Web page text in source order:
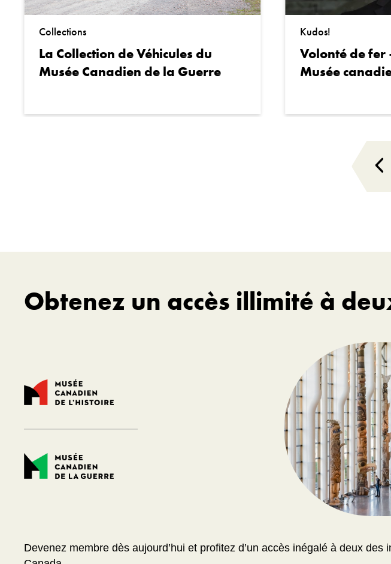
Collections
La Collection de Véhicules du
Musée Canadien de la Guerre
Kudos!
Volonté de fer
Musée
Obtenez un accès illimité à
Devenez membre dès aujourd’hui et profitez d’un accès inégalé à deux